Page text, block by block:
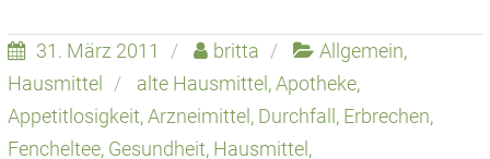
31. März 2011 britta Allgemein,
Hausmittel
alte Hausmittel ,Apotheke,
Appetitlosigkeit,Arzneimittel , Durchfall , Erbrechen,
Fencheltee, Gesundheit, Hausmittel ,